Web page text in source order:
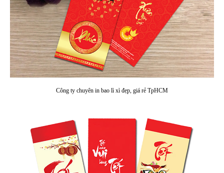
Công ty chuyên in bao lì xì đẹp, giá rẻ TpHCM